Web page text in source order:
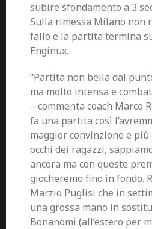
subire sfondamento a 3
Sulla rimessa Milano non
fallo e la partita termina
Enginux.
“Partita non bella dal
ma molto intensa e
– commenta coach Marco
fa una partita così
maggior convinzione e
occhi dei ragazzi,
ancora ma con queste
giocheremo fino in fondo.
Marzio Puglisi che in
una grossa mano in
Bonanomi (all’estero per